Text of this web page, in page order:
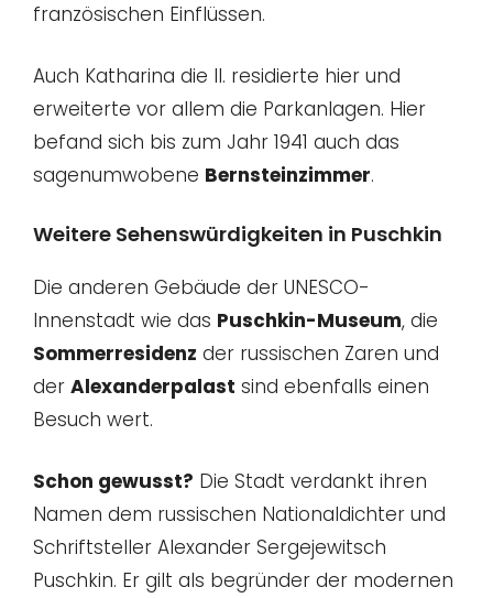
französischen Einflüssen.
Auch Katharina die II. residierte hier und
erweiterte vor allem die Parkanlagen. Hier
befand sich bis zum Jahr 1941 auch das
sagenumwobene Bernsteinzimmer.
Weitere Sehenswürdigkeiten in Puschkin
Die anderen Gebäude der UNESCO-
Innenstadt wie das Puschkin-Museum, die
Sommerresidenz der russischen Zaren und
der Alexanderpalast sind ebenfalls einen
Besuch wert.
Schon gewusst? Die Stadt verdankt ihren
Namen dem russischen Nationaldichter und
Schriftsteller Alexander Sergejewitsch
Puschkin. Er gilt als begründer der modernen